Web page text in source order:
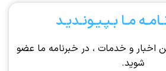
مـا بـپـیـونـدیـد
اخبار و خدمات ، در خبرنامه ما عضو
شوید.